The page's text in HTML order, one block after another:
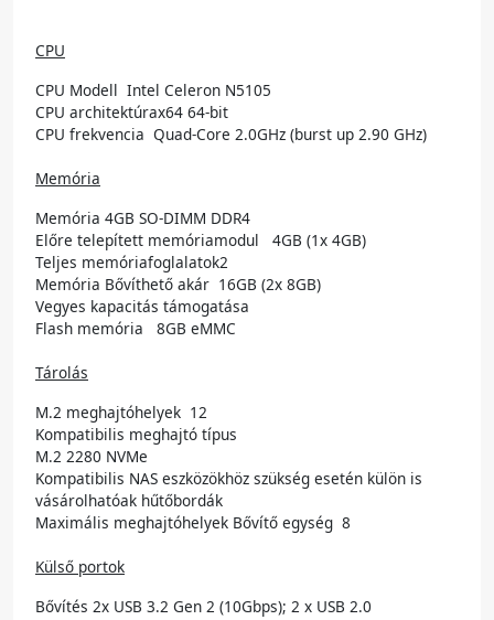
CPU
CPU Modell Intel Celeron N5105
CPU architektúrax64 64-bit
CPU frekvencia Quad-Core 2.0GHz (burst up 2.90 GHz)
Memória
Memória 4GB SO-DIMM DDR4
Előre telepített memóriamodul 4GB (1x 4GB)
Teljes memóriafoglalatok2
Memória Bővíthető akár 16GB (2x 8GB)
Vegyes kapacitás támogatása
Flash memória 8GB eMMC
Tárolás
M.2 meghajtóhelyek 12
Kompatibilis meghajtó típus
M.2 2280 NVMe
Kompatibilis NAS eszközökhöz szükség esetén külön is
vásárolhatóak hűtőbordák
Maximális meghajtóhelyek Bővítő egység 8
Külső portok
Bővítés 2x USB 3.2 Gen 2 (10Gbps); 2 x USB 2.0